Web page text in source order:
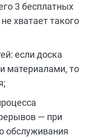
3 бесплатных
хватает такого
если доска
материалами, то
— при
обслуживания